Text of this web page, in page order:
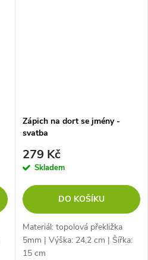
Zápich na dort se jmény -
svatba
279 Kč
Skladem
DO KOŠÍKU
Materiál: topolová překližka
5mm | Výška: 24,2 cm | Šířka:
15 cm